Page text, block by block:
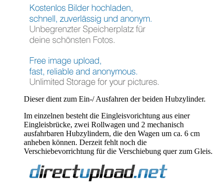
Dieser dient zum Ein-/ Ausfahren der beiden Hubzylinder.
Im einzelnen besteht die Eingleisvorichtung aus einer
Eingleisbrücke, zwei Rollwagen und 2 mechanisch
ausfahrbaren Hubzylindern, die den Wagen um ca. 6 cm
anheben können. Derzeit fehlt noch die
Verschiebevorrichtung für die Verschiebung quer zum Gleis.